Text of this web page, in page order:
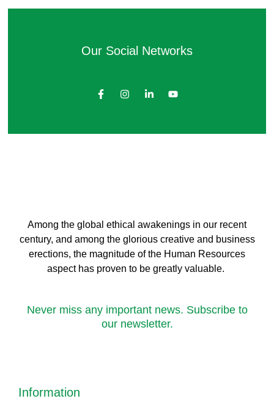
Our Social Networks
Among the global ethical awakenings in our recent
century, and among the glorious creative and business
erections, the magnitude of the Human Resources
aspect has proven to be greatly valuable.
Never miss any important news. Subscribe to
our newsletter.
Information